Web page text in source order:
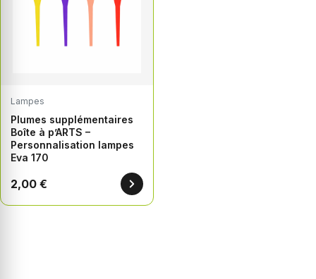
Lampes
Plumes supplémentaires
Boîte à p’ARTS –
Personnalisation lampes
Eva 170
2,00 €